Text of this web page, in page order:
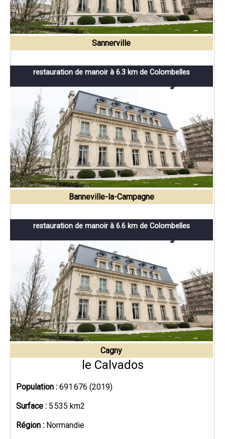
Sannerville
restauration de manoir à 6.3 km de Colombelles
Banneville-la-Campagne
restauration de manoir à 6.6 km de Colombelles
Cagny
le Calvados
Population : 691 676 (2019)
Surface : 5 535 km2
Région : Normandie